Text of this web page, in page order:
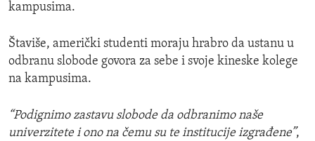
kampusima.
Štaviše, američki studenti moraju hrabro da ustanu u
odbranu slobode govora za sebe i svoje kineske kolege
na kampusima.
“Podignimo zastavu slobode da odbranimo naše
univerzitete i ono na čemu su te institucije izgrađene”,